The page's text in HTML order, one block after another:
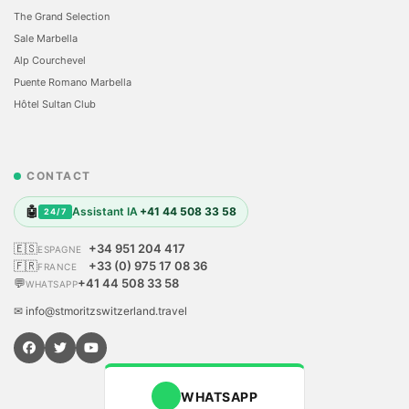
The Grand Selection
Sale Marbella
Alp Courchevel
Puente Romano Marbella
Hôtel Sultan Club
CONTACT
🤖 24/7 Assistant IA +41 44 508 33 58
🇪🇸ESPAGNE
+34 951 204 417
🇫🇷FRANCE
+33 (0) 975 17 08 36
💬WHATSAPP+41 44 508 33 58
✉ info@stmoritzswitzerland.travel
WHATSAPP